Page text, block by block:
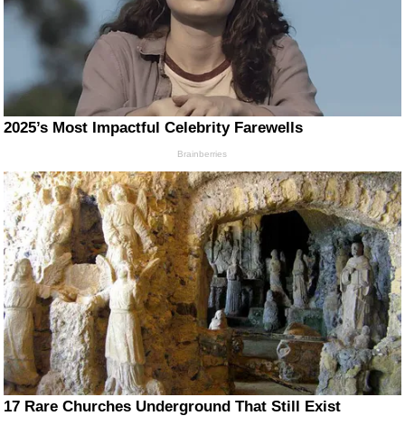
2025’s Most Impactful Celebrity Farewells
Brainberries
17 Rare Churches Underground That Still Exist